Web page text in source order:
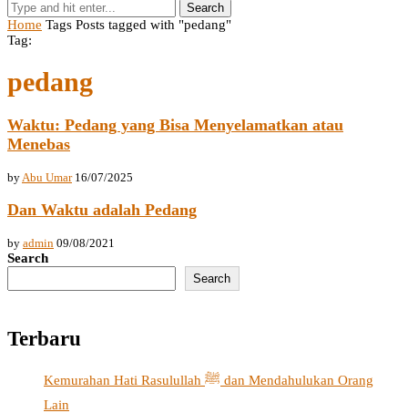
Search
Home Tags Posts tagged with "pedang"
Tag:
pedang
Waktu: Pedang yang Bisa Menyelamatkan atau
Menebas
by Abu Umar 16/07/2025
Dan Waktu adalah Pedang
by admin 09/08/2021
Search
Search
Terbaru
Kemurahan Hati Rasulullah ﷺ dan Mendahulukan Orang
Lain